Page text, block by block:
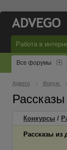
Работа в
Все форумы
Адвего Форум
Конкурсы /
Рассказы из